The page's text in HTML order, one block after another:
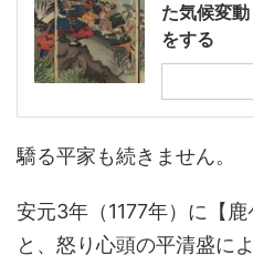
た気候変
をする
驕る平家も続きません。
安元3年（1177年）に【
と、怒り心頭の平清盛に